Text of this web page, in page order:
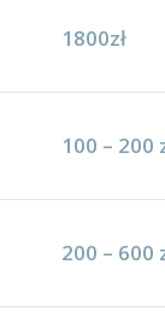
1800zł
100 – 200
200 – 600